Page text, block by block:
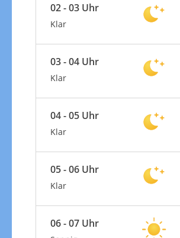
02 - 03 Uhr
Klar
03 - 04 Uhr
Klar
04 - 05 Uhr
Klar
05 - 06 Uhr
Klar
06 - 07 Uhr